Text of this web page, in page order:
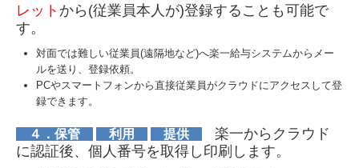
レット から(従業員本人が)登録することも可能で
す。
対面では難しい従業員(遠隔地など)へ楽一給与システムからメー
ルを送り、登録依頼。
PCやスマートフォンから直接従業員がクラウドにアクセスして登
録できます。
４．保管 利用 提供
楽一からクラウド
に認証後、個人番号を取得し印刷します。